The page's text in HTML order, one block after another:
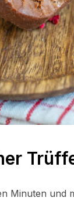
Minuten und